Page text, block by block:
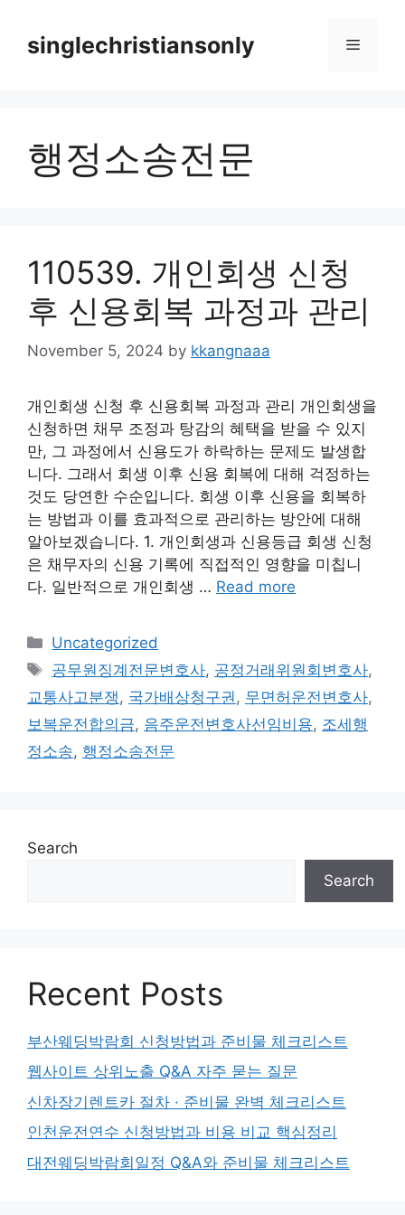
contentsinglechristiansonly Menu
행정소송전문
110539. 개인회생 신청
후 신용회복 과정과 관리
November 5, 2024 by kkangnaaa
개인회생 신청 후 신용회복 과정과 관리 개인회생을
신청하면 채무 조정과 탕감의 혜택을 받을 수 있지
만, 그 과정에서 신용도가 하락하는 문제도 발생합
니다. 그래서 회생 이후 신용 회복에 대해 걱정하는
것도 당연한 수순입니다. 회생 이후 신용을 회복하
는 방법과 이를 효과적으로 관리하는 방안에 대해
알아보겠습니다. 1. 개인회생과 신용등급 회생 신청
은 채무자의 신용 기록에 직접적인 영향을 미칩니
다. 일반적으로 개인회생 … Read more
Categories
Uncategorized
Tags
공무원징계전문변호사, 공정거래위원회변호사,
교통사고분쟁 , 국가배상청구권 , 무면허운전변호사,
보복운전합의금, 음주운전변호사선임비용, 조세행
정소송, 행정소송전문
Search
Search
Recent Posts
부산웨딩박람회 신청방법과 준비물 체크리스트
웹사이트 상위노출 Q&A 자주 묻는 질문
신차장기렌트카 절차 · 준비물 완벽 체크리스트
인천운전연수 신청방법과 비용 비교 핵심정리
대전웨딩박람회일정 Q&A와 준비물 체크리스트